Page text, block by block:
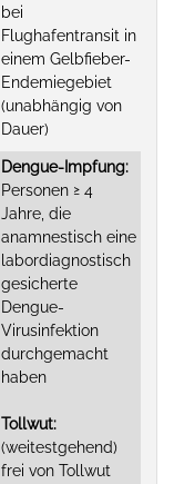
bei
Flughafentransit in
einem Gelbfieber-
Endemiegebiet
(unabhängig von
Dauer)
Dengue-Impfung:
Personen ≥ 4
Jahre, die
anamnestisch eine
labordiagnostisch
gesicherte
Dengue-
Virusinfektion
durchgemacht
haben
Tollwut:
(weitestgehend)
frei von Tollwut